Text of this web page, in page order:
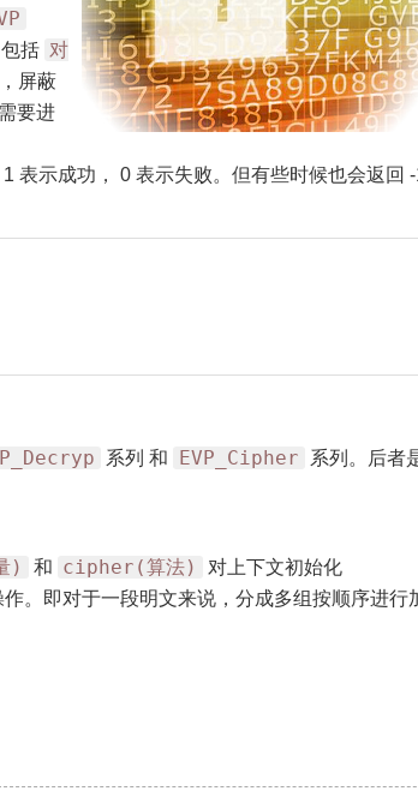
括 对
屏蔽
要进
表示成功， 0 表示失败。但有些时候也会返回
系列 和 EVP_Cipher
系列。后者
) 和 cipher(算法)
对上下文初始化
。即对于一段明文来说，分成多组按顺序进行